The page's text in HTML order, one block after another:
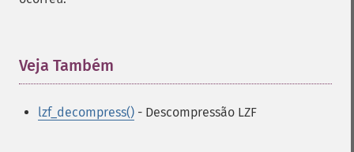
Veja Também
lzf_decompress() - Descompressão LZF